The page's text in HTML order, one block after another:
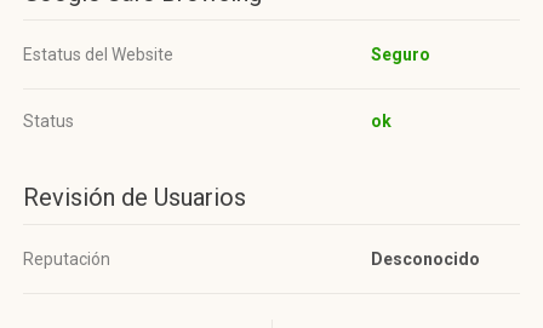
Estatus del Website Seguro
Status ok
Revisión de Usuarios
Reputación Desconocido